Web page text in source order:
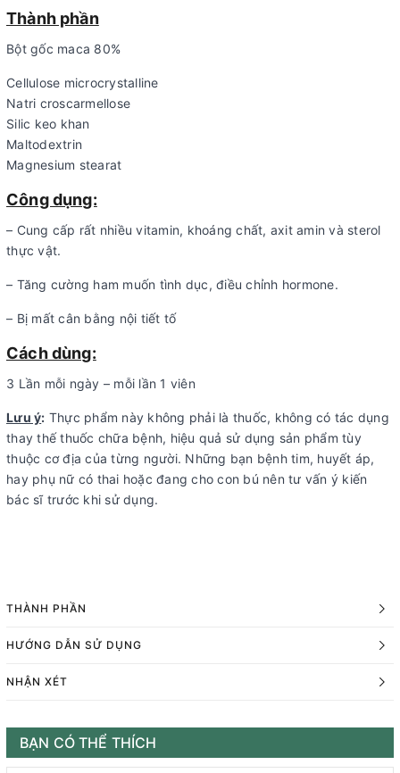
Thành phần
Bột gốc maca 80%
Cellulose microcrystalline
Natri croscarmellose
Silic keo khan
Maltodextrin
Magnesium stearat
Công dụng:
– Cung cấp rất nhiều vitamin, khoáng chất, axit amin và sterol
thực vật.
– Tăng cường ham muốn tình dục, điều chỉnh hormone.
– Bị mất cân bằng nội tiết tố
Cách dùng:
3 Lần mỗi ngày – mỗi lần 1 viên
Lưu ý: Thực phẩm này không phải là thuốc, không có tác dụng
thay thế thuốc chữa bệnh, hiệu quả sử dụng sản phẩm tùy
thuộc cơ địa của từng người. Những bạn bệnh tim, huyết áp,
hay phụ nữ có thai hoặc đang cho con bú nên tư vấn ý kiến
bác sĩ trước khi sử dụng.
THÀNH PHẦN
HƯỚNG DẪN SỬ DỤNG
NHẬN XÉT
BẠN CÓ THỂ THÍCH